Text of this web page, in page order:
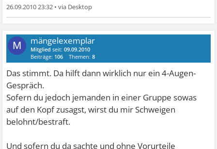
26.09.2010 23:32 •
M mängelexemplar
Mitglied seit:09.09.2010
Beiträge: 106 Themen:8
Das stimmt. Da hilft dann wirklich nur ein 4-Augen-
Gespräch.
Sofern du jedoch jemanden in einer Gruppe sowas
auf den Kopf zusagst, wirst du mir Schweigen
belohnt/bestraft.
Und sofern du da sachte und ohne Vorurteile